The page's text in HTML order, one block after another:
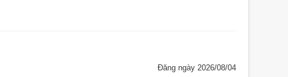
Đăng ngày 2026/08/04